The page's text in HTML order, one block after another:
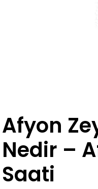
Afyon
Nedir –
Saati